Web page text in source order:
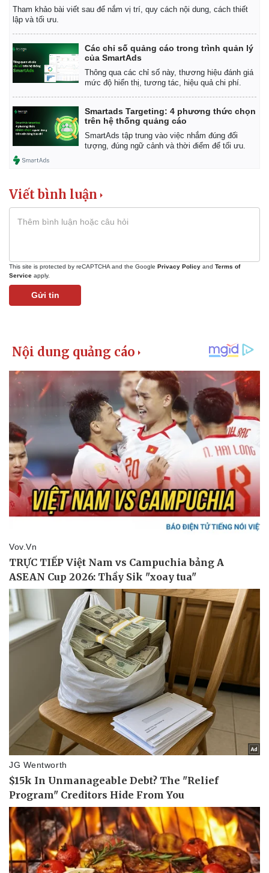
Kinh tế
Bất động sản
Khởi nghiệp
Giá vàng
Tiêu dùng
Chứng khoán
Giá cà phê
Tham khảo bài viết sau để nắm vị trí, quy cách nội dung, cách thiết
lập và tối ưu.
Các chỉ số quảng cáo trong trình quản lý
của SmartAds
Thông qua các chỉ số này, thương hiệu đánh giá
mức độ hiển thị, tương tác, hiệu quả chi phí.
Smartads Targeting: 4 phương thức chọn
trên hệ thống quảng cáo
SmartAds tập trung vào việc nhắm đúng đối
tượng, đúng ngữ cảnh và thời điểm để tối ưu.
Viết bình luận
This site is protected by reCAPTCHA and the Google Privacy Policy and Terms of
Service apply.
Gửi tin